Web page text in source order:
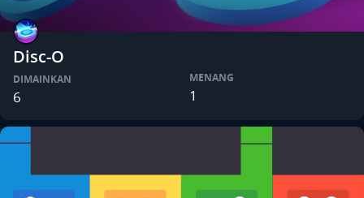
Disc-O
DIMAINKAN
6
MENANG
1